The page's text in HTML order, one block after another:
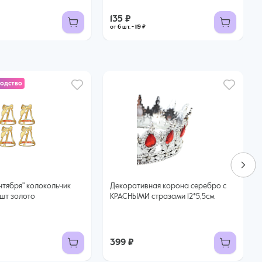
135 ₽
от 6 шт. - 119 ₽
золото
Декоративная корона серебро с
КРАСНЫМИ стразами 12*5,5см
399 ₽